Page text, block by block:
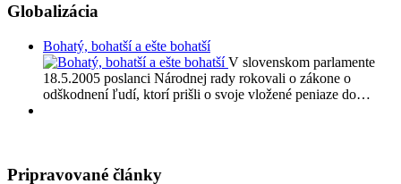
Globalizácia
Bohatý, bohatší a ešte bohatší
V slovenskom parlamente
18.5.2005 poslanci Národnej rady rokovali o zákone o
odškodnení ľudí, ktorí prišli o svoje vložené peniaze do…
Pripravované články